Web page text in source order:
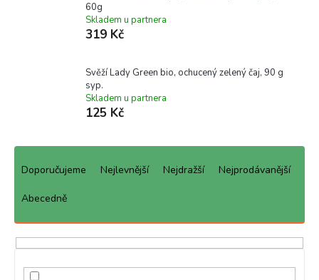
60g
Skladem u partnera
319 Kč
Svěží Lady Green bio, ochucený zelený čaj, 90 g
syp.
Skladem u partnera
125 Kč
Ř
p
Doporučujeme Nejlevnější Nejdražší Nejprodávanější
Abecedně